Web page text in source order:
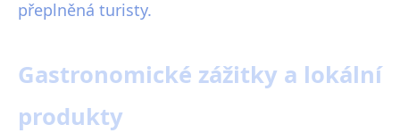
přeplněná turisty.
Gastronomické zážitky a lokální
produkty